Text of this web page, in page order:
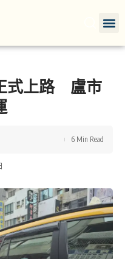
式上路 盧市
6 Min Read